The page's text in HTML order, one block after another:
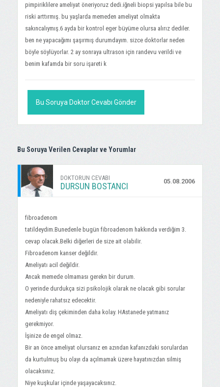
pimpiriklilere ameliyat öneriyoruz dedi.iğneli biopsi yapılsa bile bu
riski arttırmış. bu yaşlarda memeden ameliyat olmakta
sakıncalıymış.6 ayda bir kontrol eger büyüme olursa alırız dediler.
ben ne yapacağımı şaşırmış durumdayım. sizce doktorlar neden
böyle söylüyorlar. 2 ay sonraya ultrason için randevu verildi ve
benim kafamda bir soru işareti k
Bu Soruya Doktor Cevabı Gönder
Bu Soruya Verilen Cevaplar ve Yorumlar
DOKTORUN CEVABI
DURSUN BOSTANCI 05.08.2006
fibroadenom
tatildeydim.Bunedenle bugün fibroadenom hakkında verdiğim 3.
cevap olacak.Belki diğerleri de size ait olabilir.
Fibroadenom kanser değildir.
Ameliyatı acil değildir.
Ancak memede olmaması gerekn bir durum.
O yerinde durdukça sizi psikolojik olarak ne olacak gibi sorular
nedeniyle rahatsız edecektir.
Ameliyatı diş çekiminden daha kolay. HAstanede yatmanız
gerekmiyor.
İşinize de engel olmaz.
Bir an önce ameliyat olursanız en azından kafanızdaki sorulardan
da kurtulmuş bu olayı da açılmamak üzere hayatınızdan silmiş
olacaksınız.
Niye kuşkular içinde yaşayacaksınız.